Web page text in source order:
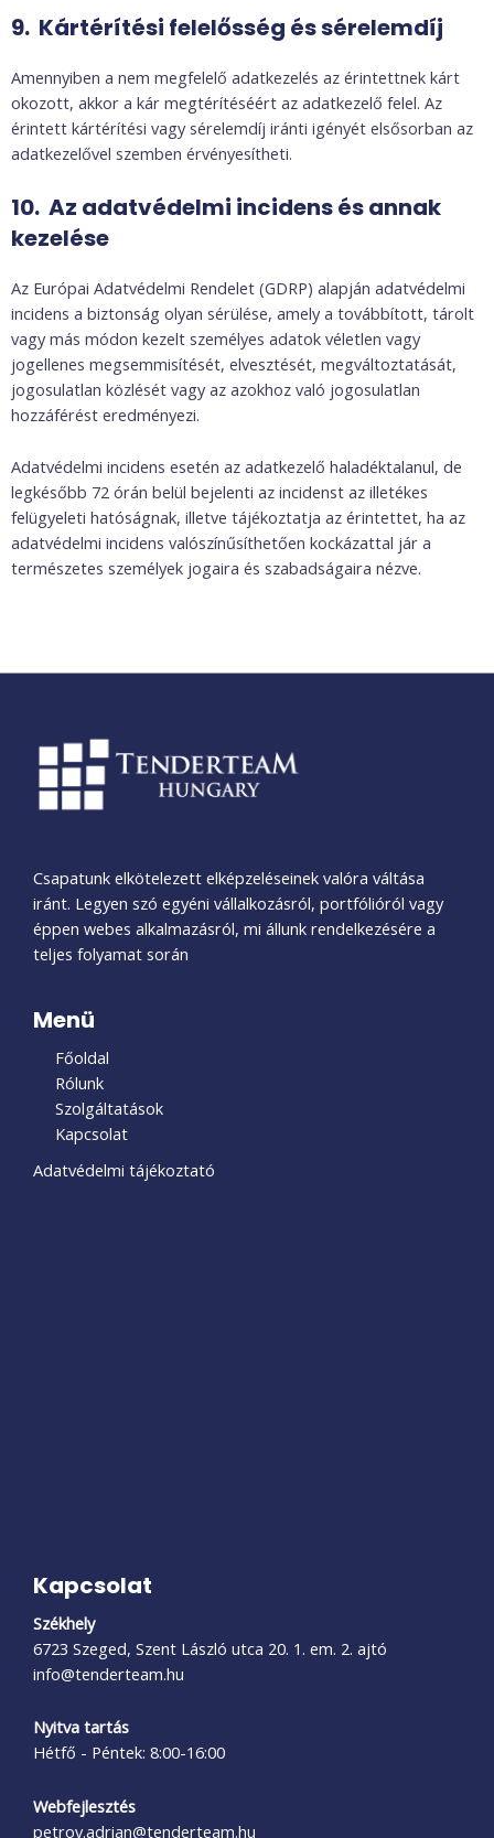
9. Kártérítési felelősség és sérelemdíj
Amennyiben a nem megfelelő adatkezelés az érintettnek kárt
okozott, akkor a kár megtérítéséért az adatkezelő felel. Az
érintett kártérítési vagy sérelemdíj iránti igényét elsősorban az
adatkezelővel szemben érvényesítheti.
10. Az adatvédelmi incidens és annak
kezelése
Az Európai Adatvédelmi Rendelet (GDRP) alapján adatvédelmi
incidens a biztonság olyan sérülése, amely a továbbított, tárolt
vagy más módon kezelt személyes adatok véletlen vagy
jogellenes megsemmisítését, elvesztését, megváltoztatását,
jogosulatlan közlését vagy az azokhoz való jogosulatlan
hozzáférést eredményezi.
Adatvédelmi incidens esetén az adatkezelő haladéktalanul, de
legkésőbb 72 órán belül bejelenti az incidenst az illetékes
felügyeleti hatóságnak, illetve tájékoztatja az érintettet, ha az
adatvédelmi incidens valószínűsíthetően kockázattal jár a
természetes személyek jogaira és szabadságaira nézve.
Csapatunk elkötelezett elképzeléseinek valóra váltása
iránt. Legyen szó egyéni vállalkozásról, portfólióról vagy
éppen webes alkalmazásról, mi állunk rendelkezésére a
teljes folyamat során
Menü
Főoldal
Rólunk
Szolgáltatások
Kapcsolat
Adatvédelmi tájékoztató
Kapcsolat
Székhely
6723 Szeged, Szent László utca 20. 1. em. 2. ajtó
info@tenderteam.hu
Nyitva tartás
Hétfő - Péntek: 8:00-16:00
Webfejlesztés
petrov.adrian@tenderteam.hu